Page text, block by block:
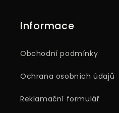
Informace
Obchodní podmínky
Ochrana osobních údajů
Reklamační formulář